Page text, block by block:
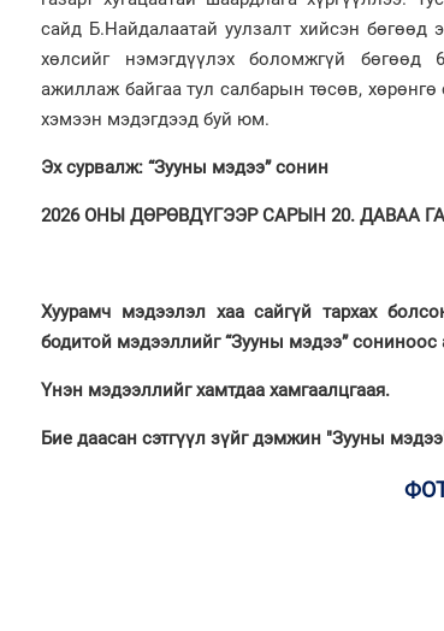
сайд Б.Найдалаатай уулзалт хийсэн
хөлсийг нэмэгдүүлэх боломжгүй бөгөөд
ажиллаж байгаа тул салбарын төсөв,
хэмээн мэдэгдээд буй юм.
Эх сурвалж: “Зууны мэдээ” сонин
2026 ОНЫ ДӨРӨВДҮГЭЭР САРЫН 20. ДАВАА
Хуурамч мэдээлэл хаа сайгүй тархах
бодитой мэдээллийг “Зууны мэдээ” сониноос
Үнэн мэдээллийг хамтдаа хамгаалцгаая.
Бие даасан сэтгүүл зүйг дэмжин "Зууны